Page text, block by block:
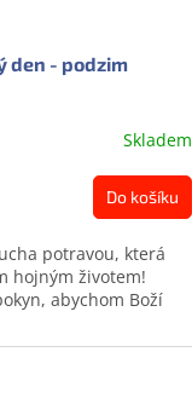
den - podzim
Skladem
Do košíku
potravou, která
hojným životem!
abychom Boží